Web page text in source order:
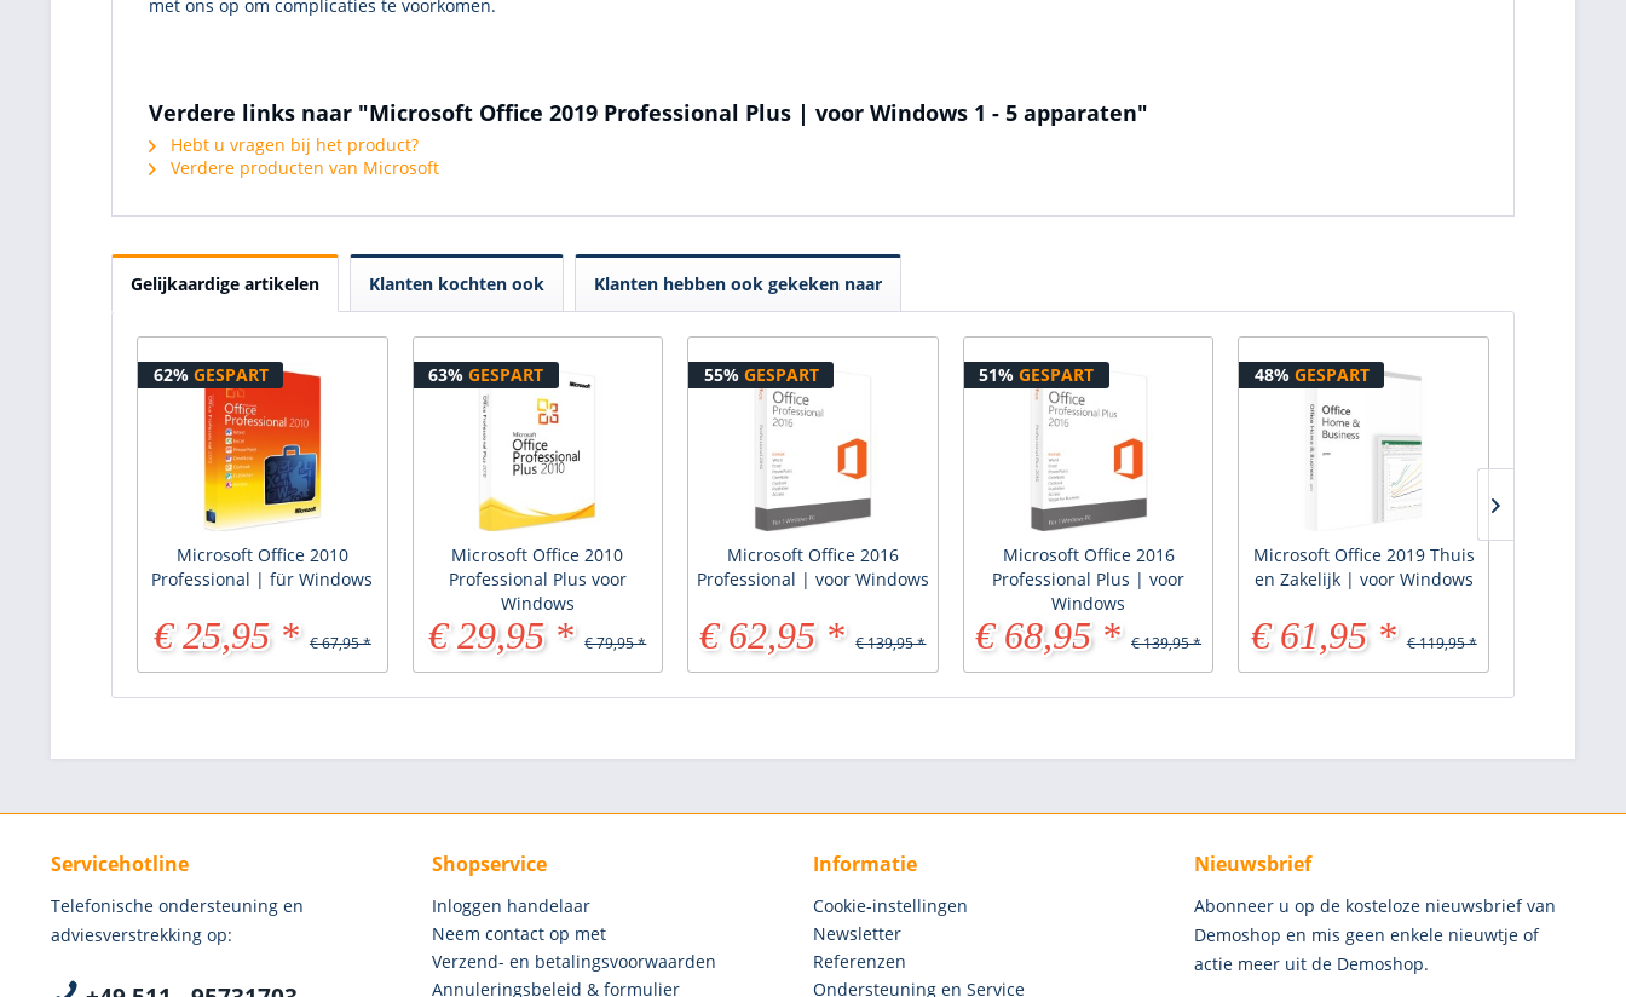
met ons op om complicaties te voorkomen.
Verdere links naar "Microsoft Office 2019 Professional Plus | voor Windows 1 - 5 apparaten"
Hebt u vragen bij het product?
Verdere producten van Microsoft
Gelijkaardige artikelen Klanten kochten ook Klanten hebben ook gekeken naar
62% GESPART
Microsoft Office 2010
Professional | für Windows
€ 25,95 * € 67,95 *
63%GESPART
Microsoft Office 2010
Professional Plus voor
Windows
€ 29,95 * € 79,95 *
55% GESPART
Microsoft Office 2016
Professional | voor Windows
€ 62,95 * € 139,95 *
51%GESPART
Microsoft Office 2016
Professional Plus | voor
Windows
€ 68,95 * € 139,95 *
48% GESPART
Microsoft Office 2019 Thuis
en Zakelijk | voor Windows
€ 61,95 * € 119,95 *
Servicehotline
Telefonische ondersteuning en
adviesverstrekking op:
Shopservice
Inloggen handelaar
Neem contact op met
Verzend- en betalingsvoorwaarden
Annuleringsbeleid & formulier
Informatie
Cookie-instellingen
Newsletter
Referenzen
Ondersteuning en Service
Nieuwsbrief
Abonneer u op de kosteloze nieuwsbrief van
Demoshop en mis geen enkele nieuwtje of
actie meer uit de Demoshop.